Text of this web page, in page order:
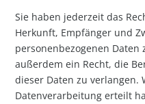
Sie haben jederzeit das
Herkunft, Empfänger und
personenbezogenen Daten
außerdem ein Recht, die
dieser Daten zu verlangen.
Datenverarbeitung erteilt